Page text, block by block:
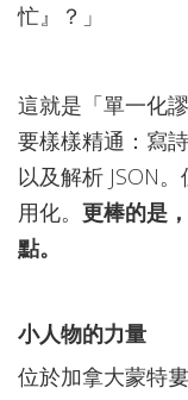
忙』？」
這就是「單一化
要樣樣精通：寫
以及解析 JSON
用化。 更棒的是
點。
小人物的力量
位於加拿大蒙特